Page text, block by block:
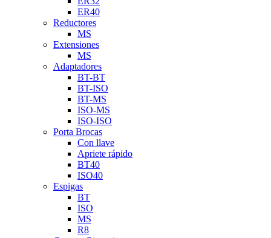
ER40
Reductores
MS
Extensiones
MS
Adaptadores
BT-BT
BT-ISO
BT-MS
ISO-MS
ISO-ISO
Porta Brocas
Con llave
Apriete rápido
BT40
ISO40
Espigas
BT
ISO
MS
R8